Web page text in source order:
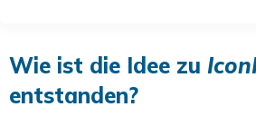
Wie ist die Idee zu
entstanden?